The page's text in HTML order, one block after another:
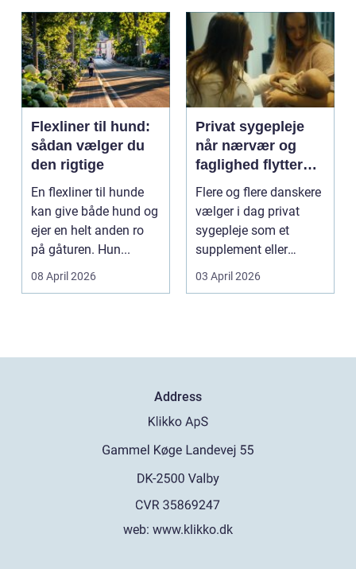
Flexliner til hund:
sådan vælger du
den rigtige
En flexliner til hunde
kan give både hund og
ejer en helt anden ro
på gåturen. Hun...
08 April 2026
Privat sygepleje
når nærvær og
faglighed flytter
hjem i stuen
Flere og flere danskere
vælger i dag privat
sygepleje som et
supplement eller
alternativ til det off...
03 April 2026
Address
web: www.klikko.dk